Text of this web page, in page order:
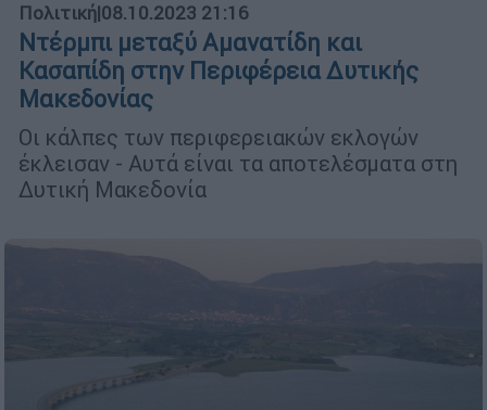
Πολιτική|08.10.2023 21:16
Ντέρμπι μεταξύ Αμανατίδη και
Κασαπίδη στην Περιφέρεια Δυτικής
Μακεδονίας
Οι κάλπες των περιφερειακών εκλογών
έκλεισαν - Αυτά είναι τα αποτελέσματα στη
Δυτική Μακεδονία